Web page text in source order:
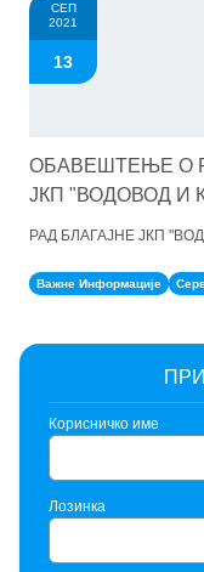
СЕП
2021
13
ОБАВЕШТЕЊЕ О
ЈКП "ВОДОВОД И
РАД БЛАГАЈНЕ ЈКП
Важне Информације
Корисничко име
Лозинка